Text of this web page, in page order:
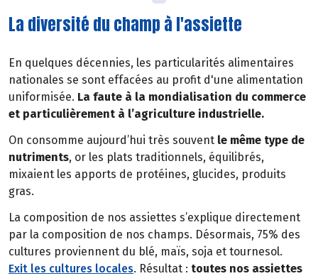
La diversité du champ à l'assiette
En quelques décennies, les particularités alimentaires
nationales se sont effacées au profit d'une alimentation
uniformisée. La faute à la mondialisation du commerce
et particulièrement à l’agriculture industrielle.
On consomme aujourd’hui très souvent le même type de
nutriments, or les plats traditionnels, équilibrés,
mixaient les apports de protéines, glucides, produits
gras.
La composition de nos assiettes s’explique directement
par la composition de nos champs. Désormais, 75% des
cultures proviennent du blé, maïs, soja et tournesol.
Exit les cultures locales. Résultat : toutes nos assiettes